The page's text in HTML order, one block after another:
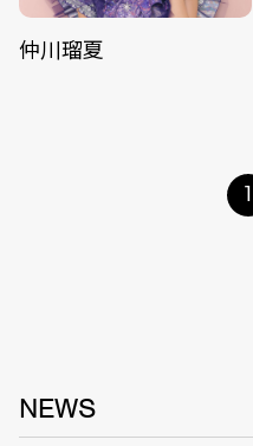
仲川瑠夏
1
NEWS